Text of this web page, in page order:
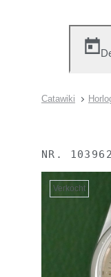
Catawiki
NR.
Verkocht